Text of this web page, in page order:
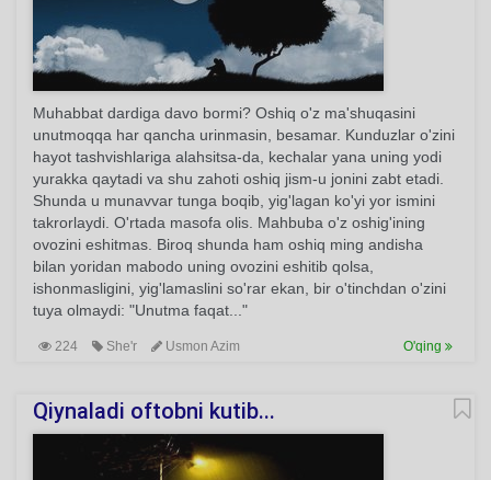
Muhabbat dardiga davo bormi? Oshiq o'z ma'shuqasini
unutmoqqa har qancha urinmasin, besamar. Kunduzlar o'zini
hayot tashvishlariga alahsitsa-da, kechalar yana uning yodi
yurakka qaytadi va shu zahoti oshiq jism-u jonini zabt etadi.
Shunda u munavvar tunga boqib, yig'lagan ko'yi yor ismini
takrorlaydi. O'rtada masofa olis. Mahbuba o'z oshig'ining
ovozini eshitmas. Biroq shunda ham oshiq ming andisha
bilan yoridan mabodo uning ovozini eshitib qolsa,
ishonmasligini, yig'lamaslini so'rar ekan, bir o'tinchdan o'zini
tuya olmaydi: "Unutma faqat..."
224 She'r Usmon Azim O'qing
Qiynaladi oftobni kutib...